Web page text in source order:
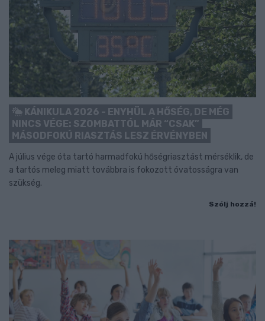
KÁNIKULA 2026 - ENYHÜL A HŐSÉG, DE MÉG
NINCS VÉGE: SZOMBATTÓL MÁR “CSAK”
MÁSODFOKÚ RIASZTÁS LESZ ÉRVÉNYBEN
A július vége óta tartó harmadfokú hőségriasztást mérséklik, de
a tartós meleg miatt továbbra is fokozott óvatosságra van
szükség.
Szólj hozzá!